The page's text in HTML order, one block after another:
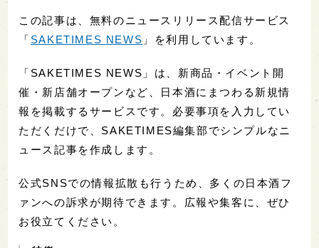
この記事は、無料のニュースリリース配信サービス
「 SAKETIMES NEWS 」を利用しています。
「SAKETIMES NEWS」は、新商品・イベント開
催・新店舗オープンなど、日本酒にまつわる新規情
報を掲載するサービスです。必要事項を入力してい
ただくだけで、SAKETIMES編集部でシンプルなニ
ュース記事を作成します。
公式SNSでの情報拡散も行うため、多くの日本酒フ
ァンへの訴求が期待できます。広報や集客に、ぜひ
お役立てください。